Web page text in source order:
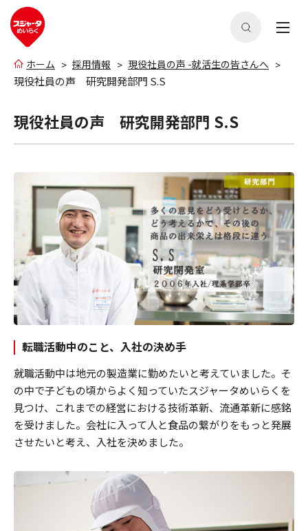
ホーム 採用情報 現役社員の声 -就活生の皆さんへ
現役社員の声 研究開発部門 S.S
現役社員の声 研究開発部門 S.S
転職活動中のこと、入社の決め手
就職活動中は地元の製造業に勤めたいと考えていました。そ
の中で子どもの頃からよく知っていたスジャータめいらくを
見つけ、これまでの経営における技術革新、流通革新に感銘
を受けました。会社に入って人と食品の繋がりをもっと発展
させたいと考え、入社を決めました。